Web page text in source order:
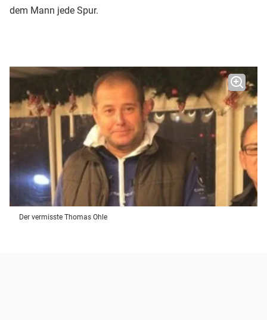
dem Mann jede Spur.
Der vermisste Thomas Ohle